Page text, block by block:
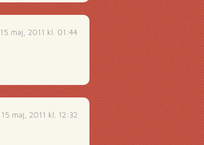
15 maj, 2011 kl. 01:44
15 maj, 2011 kl. 12:32